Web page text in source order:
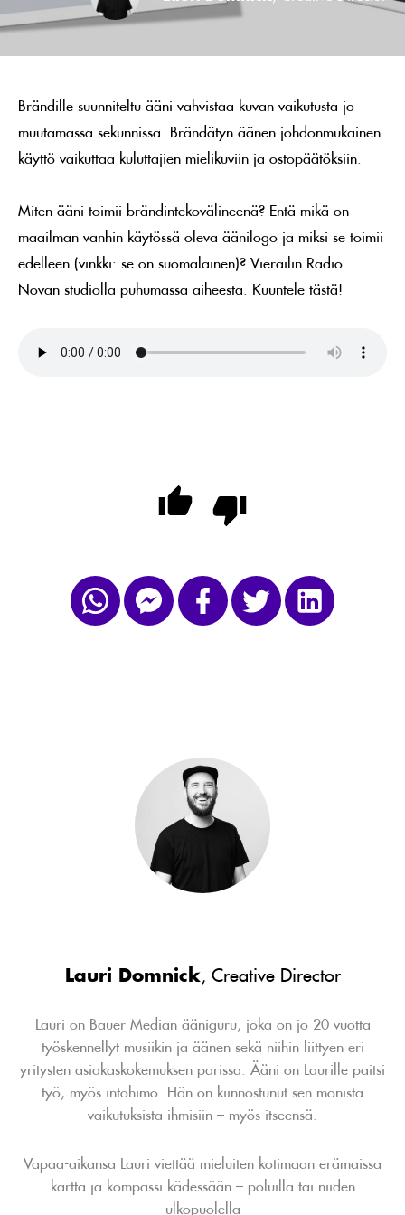
Brändille suunniteltu ääni vahvistaa kuvan vaikutusta jo
muutamassa sekunnissa. Brändätyn äänen johdonmukainen
käyttö vaikuttaa kuluttajien mielikuviin ja ostopäätöksiin.
Miten ääni toimii brändintekovälineenä? Entä mikä on
maailman vanhin käytössä oleva äänilogo ja miksi se toimii
edelleen (vinkki: se on suomalainen)? Vierailin Radio
Novan studiolla puhumassa aiheesta. Kuuntele tästä!
Lauri Domnick, Creative Director
Lauri on Bauer Median ääniguru, joka on jo 20 vuotta
työskennellyt musiikin ja äänen sekä niihin liittyen eri
yritysten asiakaskokemuksen parissa. Ääni on Laurille paitsi
työ, myös intohimo. Hän on kiinnostunut sen monista
vaikutuksista ihmisiin – myös itseensä.
Vapaa-aikansa Lauri viettää mieluiten kotimaan erämaissa
kartta ja kompassi kädessään – poluilla tai niiden
ulkopuolella